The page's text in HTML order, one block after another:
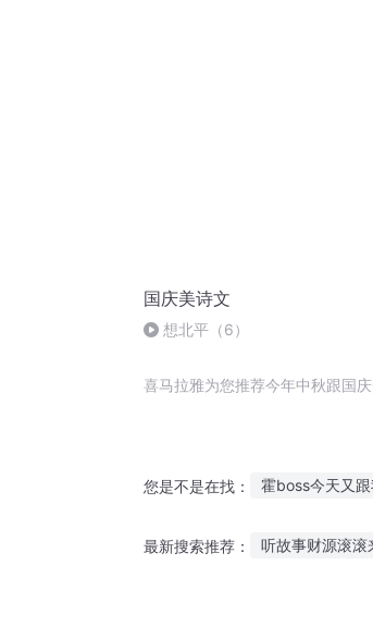
国庆美诗文
想北平（6）
喜马拉雅为您推荐今年中秋跟国
您是不是在找： 霍boss今天又
最新搜索推荐： 听故事财源滚滚